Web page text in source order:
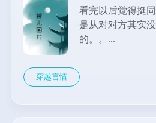
看完以后觉得挺
是从对对方其实
的。。...
穿越言情